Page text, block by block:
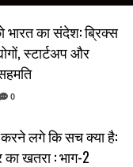
भारत का संदेश: ब्रिक्स
स्टार्टअप और
0
लगे कि सच क्या है:
खतरा : भाग-2